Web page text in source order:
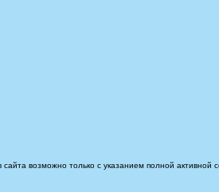
возможно только с указанием полной активной